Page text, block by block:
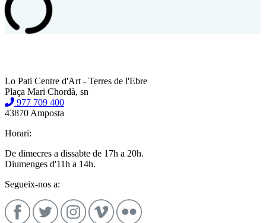
Lo Pati Centre d'Art - Terres de l'Ebre
Plaça Mari Chordà, sn
977 709 400
43870 Amposta
Horari:
De dimecres a dissabte de 17h a 20h.
Diumenges d'11h a 14h.
Segueix-nos a: